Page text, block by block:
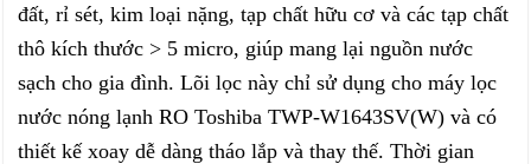
đất, rỉ sét, kim loại nặng, tạp chất hữu cơ và các tạp chất
thô kích thước > 5 micro, giúp mang lại nguồn nước
sạch cho gia đình. Lõi lọc này chỉ sử dụng cho máy lọc
nước nóng lạnh RO Toshiba TWP-W1643SV(W) và có
thiết kế xoay dễ dàng tháo lắp và thay thế. Thời gian